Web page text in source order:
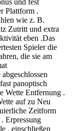
und fest
Plattform .
wie z. B.
Zutritt und extra
eben .Das
Spieler die
die sie am
panoptisch
Wette Entfernung .
auf zu Neu
Zeitform
Erpressung
, einschließen